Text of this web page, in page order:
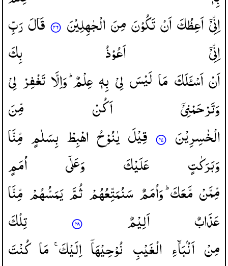
اِنِّیْۤاَعِظُكَاَنْتَكُوْنَمِنَالْجٰهِلِیْنَ قَالَرَبِّ
اِنِّیْۤ
اَعُوْذُ
بِكَ
اَنْاَسْـَٔلَكَ مَالَیْسَلِیْ بِهٖ عِلْمٌ ؕ وَاِلَّا تَغْفِرْلِیْ
وَتَرْحَمْنِیْۤ
اَكُنْ
مِّنَ
الْخٰسِرِیْنَ
قِیْلَ یٰنُوْحُ اهْبِطْ بِسَلٰمٍ مِّنَّا
وَبَرَكٰتٍ
عَلَیْكَ وَعَلٰۤی
اُمَمٍ
مِّمَّنْ مَّعَكَ ؕ وَاُمَمٌ سَنُمَتِّعُهُمْ ثُمَّ یَمَسُّهُمْ مِّنَّا
عَذَابٌ
اَلِیْمٌ
تِلْكَ
مِنْ اَنْۢبَآءِ الْغَیْبِ نُوْحِیْهَاۤ اِلَیْكَ ۚ مَا كُنْتَ